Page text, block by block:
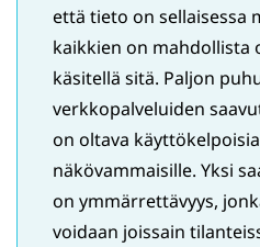
että tieto on sellaisessa
kaikkien on mahdollista
käsitellä sitä. Paljon
verkkopalveluiden
on oltava
näkövammaisille. Yksi
on ymmärrettävyys,
voidaan joissain